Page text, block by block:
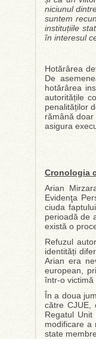
niciunul
suntem
instituțiile
în interesul
Hotărârea
De
hotărârea
autoritățile
penalităților
rămână
asigura
Cronologia
Arian
Evidenţa
ciuda
perioadă de
există o
Refuzul
identități
Arian era
european,
într-o victimă
În a doua
către CJUE,
Regatul
modificare a
state